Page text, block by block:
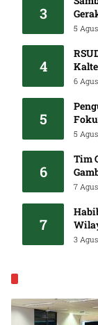
3
5
4
6
5
5
6
Tim
7
7
3